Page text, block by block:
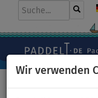
Wir verwenden